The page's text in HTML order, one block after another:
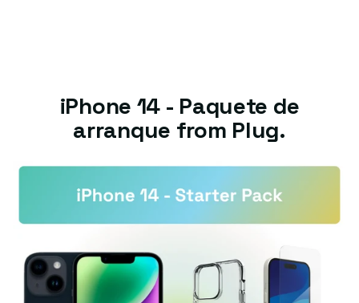
iPhone 14 - Paquete de
arranque from Plug.